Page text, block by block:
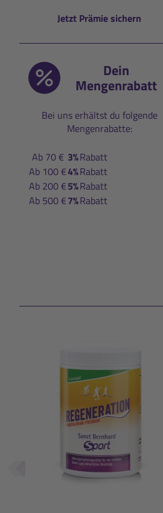
Jetzt Prämie sichern
Dein
Mengenrabatt
Bei uns erhältst du folgende
Mengenrabatte:
Ab 70 € 3%Rabatt
Ab 100 €4%Rabatt
Ab 200 €5%Rabatt
Ab 500 €7%Rabatt